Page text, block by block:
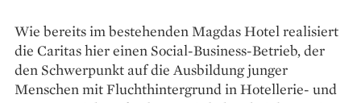
Wie bereits im bestehenden Magdas Hotel realisiert
die Caritas hier einen Social-Business-Betrieb, der
den Schwerpunkt auf die Ausbildung junger
Menschen mit Fluchthintergrund in Hotellerie- und